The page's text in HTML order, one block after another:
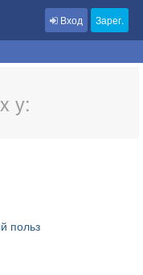
Вход Зарег.
у:
польз